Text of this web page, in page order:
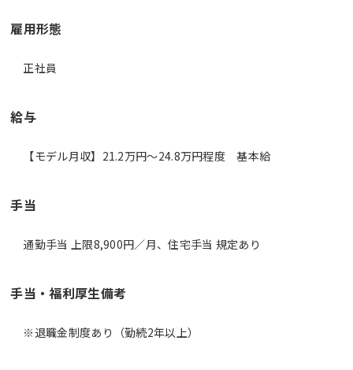
雇用形態
正社員
給与
【モデル月収】21.2万円〜24.8万円程度 基本給
手当
通勤手当 上限8,900円／月、住宅手当 規定あり
手当・福利厚生備考
※退職金制度あり（勤続2年以上）